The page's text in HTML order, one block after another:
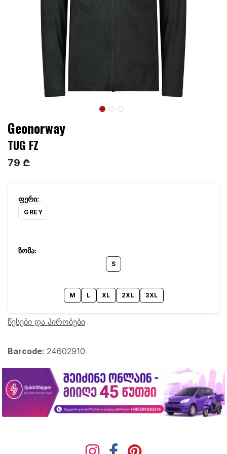
Geonorway
TUG FZ
79 ₾
GREY
S
M L XL 2XL 3XL
წესები და პირობები
Barcode: 24602910